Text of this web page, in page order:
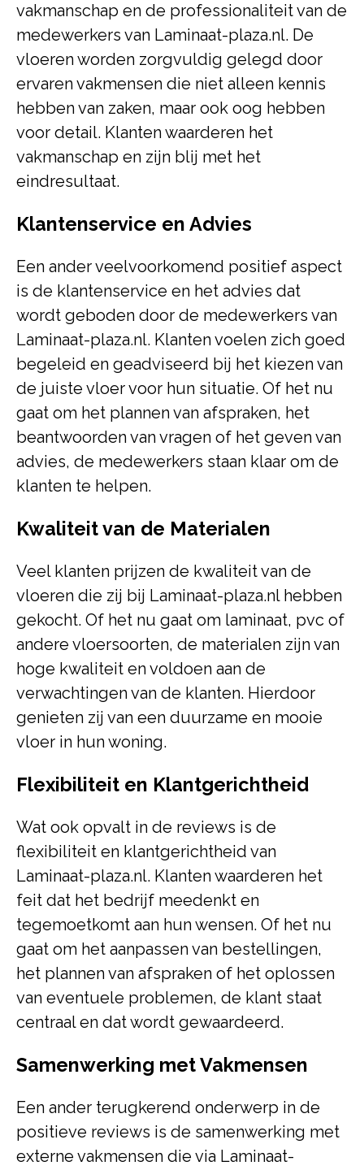
vakmanschap en de professionaliteit van de
medewerkers van Laminaat-plaza.nl. De
vloeren worden zorgvuldig gelegd door
ervaren vakmensen die niet alleen kennis
hebben van zaken, maar ook oog hebben
voor detail. Klanten waarderen het
vakmanschap en zijn blij met het
eindresultaat.
Klantenservice en Advies
Een ander veelvoorkomend positief aspect
is de klantenservice en het advies dat
wordt geboden door de medewerkers van
Laminaat-plaza.nl. Klanten voelen zich goed
begeleid en geadviseerd bij het kiezen van
de juiste vloer voor hun situatie. Of het nu
gaat om het plannen van afspraken, het
beantwoorden van vragen of het geven van
advies, de medewerkers staan klaar om de
klanten te helpen.
Kwaliteit van de Materialen
Veel klanten prijzen de kwaliteit van de
vloeren die zij bij Laminaat-plaza.nl hebben
gekocht. Of het nu gaat om laminaat, pvc of
andere vloersoorten, de materialen zijn van
hoge kwaliteit en voldoen aan de
verwachtingen van de klanten. Hierdoor
genieten zij van een duurzame en mooie
vloer in hun woning.
Flexibiliteit en Klantgerichtheid
Wat ook opvalt in de reviews is de
flexibiliteit en klantgerichtheid van
Laminaat-plaza.nl. Klanten waarderen het
feit dat het bedrijf meedenkt en
tegemoetkomt aan hun wensen. Of het nu
gaat om het aanpassen van bestellingen,
het plannen van afspraken of het oplossen
van eventuele problemen, de klant staat
centraal en dat wordt gewaardeerd.
Samenwerking met Vakmensen
Een ander terugkerend onderwerp in de
positieve reviews is de samenwerking met
externe vakmensen die via Laminaat-